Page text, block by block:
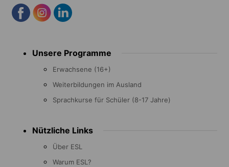
menu Unsere Programme
Erwachsene (16+)
Weiterbildungen im Ausland
Sprachkurse für Schüler (8-17 Jahre)
Nützliche Links
Über ESL
Warum ESL?